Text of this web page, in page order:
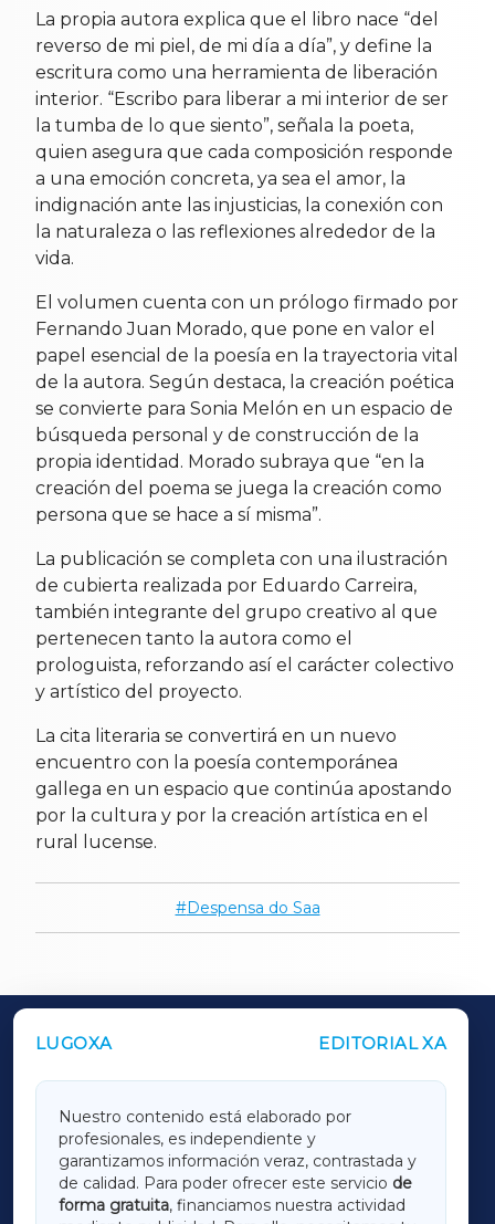
La propia autora explica que el libro nace “del
reverso de mi piel, de mi día a día”, y define la
escritura como una herramienta de liberación
interior. “Escribo para liberar a mi interior de ser
la tumba de lo que siento”, señala la poeta,
quien asegura que cada composición responde
a una emoción concreta, ya sea el amor, la
indignación ante las injusticias, la conexión con
la naturaleza o las reflexiones alrededor de la
vida.
El volumen cuenta con un prólogo firmado por
Fernando Juan Morado, que pone en valor el
papel esencial de la poesía en la trayectoria vital
de la autora. Según destaca, la creación poética
se convierte para Sonia Melón en un espacio de
búsqueda personal y de construcción de la
propia identidad. Morado subraya que “en la
creación del poema se juega la creación como
persona que se hace a sí misma”.
La publicación se completa con una ilustración
de cubierta realizada por Eduardo Carreira,
también integrante del grupo creativo al que
pertenecen tanto la autora como el
prologuista, reforzando así el carácter colectivo
y artístico del proyecto.
La cita literaria se convertirá en un nuevo
encuentro con la poesía contemporánea
gallega en un espacio que continúa apostando
por la cultura y por la creación artística en el
rural lucense.
Despensa do Saa
LUGOXA EDITORIAL XA
Nuestro contenido está elaborado por
profesionales, es independiente y
garantizamos información veraz, contrastada y
de calidad. Para poder ofrecer este servicio de
forma gratuita, financiamos nuestra actividad
OUTROS PERIÓDICOS
LUGOXA
TERRACHAXA